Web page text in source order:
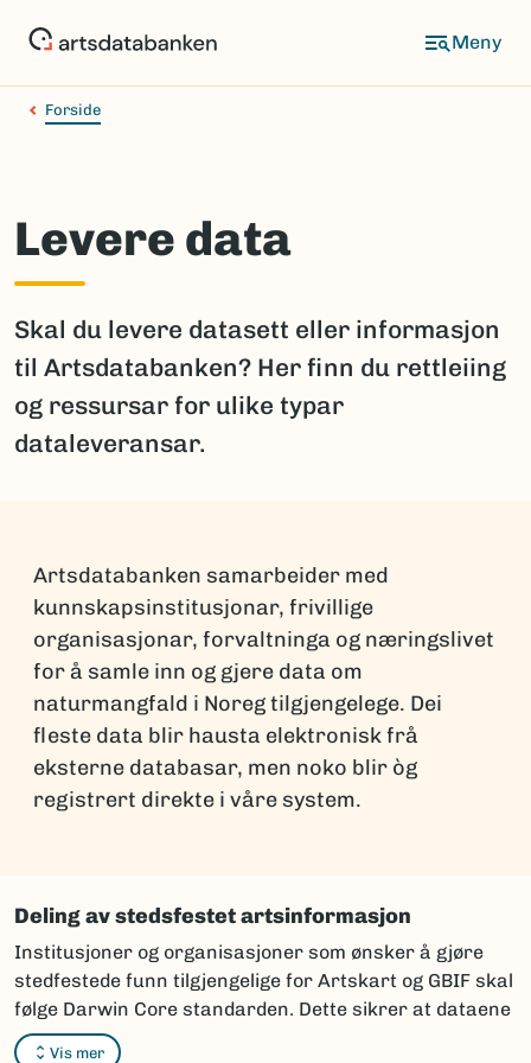
Forside
Levere data
Skal du levere datasett eller informasjon
til Artsdatabanken? Her finn du rettleiing
og ressursar for ulike typar
dataleveransar.
Artsdatabanken samarbeider med
kunnskapsinstitusjonar, frivillige
organisasjonar, forvaltninga og næringslivet
for å samle inn og gjere data om
naturmangfald i Noreg tilgjengelege. Dei
fleste data blir hausta elektronisk frå
eksterne databasar, men noko blir òg
registrert direkte i våre system.
Deling av stedsfestet artsinformasjon
Vis mer
Institusjoner og organisasjoner som ønsker å gjøre
stedfestede funn tilgjengelige for Artskart og GBIF skal
følge Darwin Core standarden. Dette sikrer at dataene
kan integreres og vises korrekt i karttjenestene.